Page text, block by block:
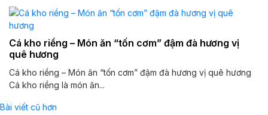
Cá kho riềng – Món ăn “tốn cơm” đậm đà hương vị
quê hương
Cá kho riềng – Món ăn “tốn cơm” đậm đà hương vị quê hương
Cá kho riềng là món ăn...
Bài viết cũ hơn